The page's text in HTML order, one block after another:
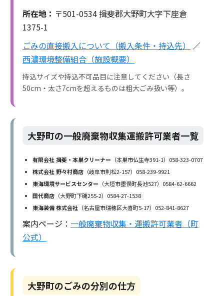
所在地： 〒501-0534 揖斐郡大野町大字下座倉
1375-1
ごみの直接搬入について（搬入条件・持込先）
／
西濃環境整備組合（施設概要）
持込サイズや持込不可品目に注意してください（長さ
50cm・太さ7cmを超えるものは粗大ごみ扱い等）。
大野町の一般廃棄物収集運搬許可業者一覧
有限会社 揖斐・本巣クリーナー （本巣市仏生寺391-1）058-323-0707
株式会社 野々村商店 （岐阜市則松2-157）058-239-9921
東海環境サービスセンター （大垣市墨俣町長池527）0584-62-6662
田代商店 （大野町下磯255-2）0584-27-1538
東海装備 株式会社 （名古屋市瑞穂区大喜町5-17）052-841-8627
案内ページ： 一般廃棄物収集・運搬許可業者（町
公式）
大野町のごみの分別の仕方